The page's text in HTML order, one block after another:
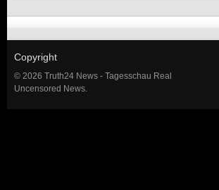
Copyright
© 2026 Truth24 News - Tagesschau Real
Uncensored News.